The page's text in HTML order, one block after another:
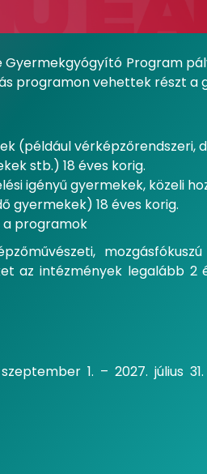
Gyermekgyógyító Program
programon vehettek részt a
(például vérképzőrendszeri,
stb.) 18 éves korig.
igényű gyermekek, közeli
gyermekek) 18 éves korig.
a programok
az intézmények legalább 2
1. – 2027. július